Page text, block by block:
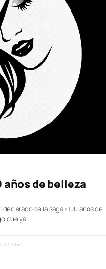
años de belleza
de la saga «100 años de
que ya…